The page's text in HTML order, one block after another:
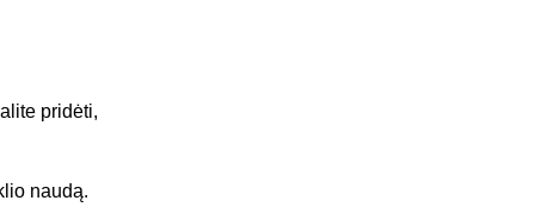
pridėti,
naudą.